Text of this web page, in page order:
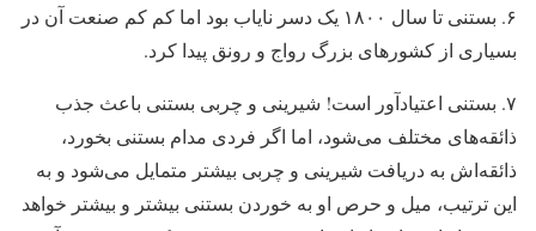
۶. بستنی تا سال ۱۸۰۰ یک دسر نایاب بود اما کم کم صنعت آن در
بسیاری از کشور‌های بزرگ رواج و رونق پیدا کرد.
۷. بستنی اعتیادآور است!
شیرینی و چربی بستنی باعث جذب
ذائقه‌های مختلف می‌شود، اما اگر فردی مدام بستنی بخورد،
ذائقه‌اش به دریافت شیرینی و چربی بیشتر متمایل می‌شود و به
این ترتیب، میل و حرص او به خوردن بستنی بیشتر و بیشتر خواهد